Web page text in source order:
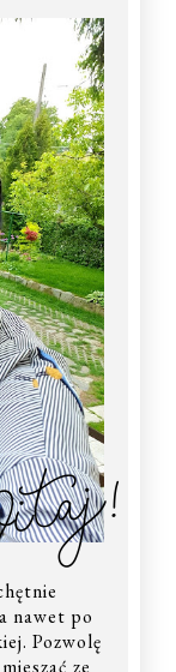
nawet po
Pozwolę
ze